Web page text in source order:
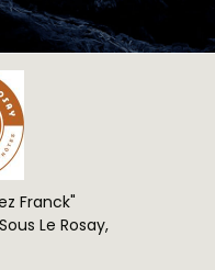
Franck"
Le Rosay,